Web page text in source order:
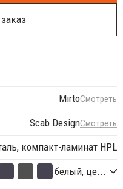
MirtoСмотреть
Scab DesignСмотреть
компакт-ламинат HPL
белый, це...